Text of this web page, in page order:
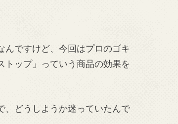
んですけど、今回はプロのゴキ
トップ」っていう商品の効果を
、どうしようか迷っていたんで